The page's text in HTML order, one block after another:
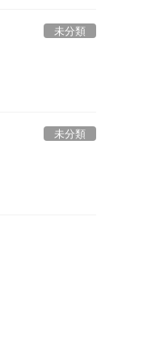
未分類
未分類